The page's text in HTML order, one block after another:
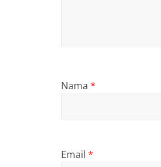
Nama *
Email *